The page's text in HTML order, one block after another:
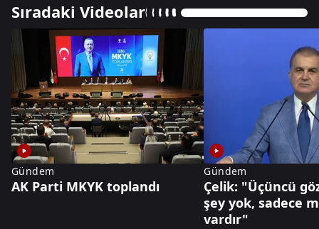
Sıradaki Videolar
Gündem
AK Parti MKYK toplandı
Gündem
Çelik: "Üçüncü
şey yok, sadece
vardır"